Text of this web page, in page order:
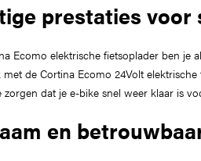
prestaties voor
Ecomo elektrische fietsoplader ben je
de Cortina Ecomo 24Volt
dat je e-bike snel weer klaar is
en